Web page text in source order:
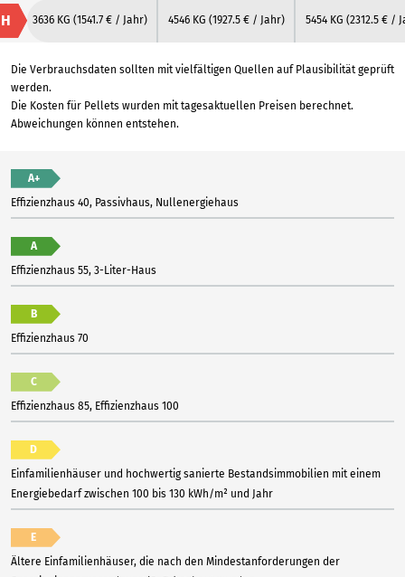
H 3636 KG (1541.7 € / Jahr) 4546 KG (1927.5 € / Jahr) 5454 KG (2312.5 € /
Die Verbrauchsdaten sollten mit vielfältigen Quellen auf Plausibilität geprüft
werden.
Die Kosten für Pellets wurden mit tagesaktuellen Preisen berechnet.
Abweichungen können entstehen.
A+
Effizienzhaus 40, Passivhaus, Nullenergiehaus
A
Effizienzhaus 55, 3-Liter-Haus
B
Effizienzhaus 70
C
Effizienzhaus 85, Effizienzhaus 100
D
Einfamilienhäuser und hochwertig sanierte Bestandsimmobilien mit einem
Energiebedarf zwischen 100 bis 130 kWh/m² und Jahr
E
Ältere Einfamilienhäuser, die nach den Mindestanforderungen der